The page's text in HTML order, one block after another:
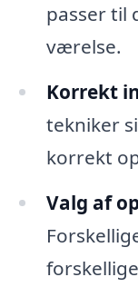
passer til
værelse.
Korrekt
tekniker
korrekt
Valg af